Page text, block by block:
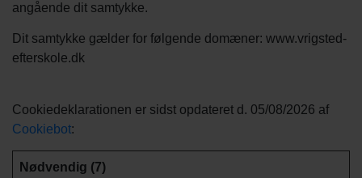
angående dit samtykke.
Dit samtykke gælder for følgende domæner: www.vrigsted-
efterskole.dk
Cookiedeklarationen er sidst opdateret d. 05/08/2026 af
Cookiebot:
Nødvendig (7)